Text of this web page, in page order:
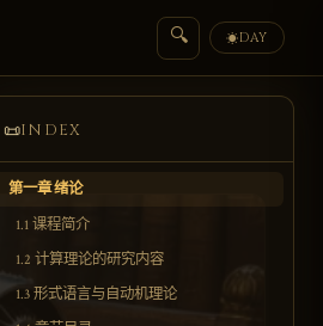
🔍 ☀DAY
📜INDEX
第一章 绪论
1.1 课程简介
1.2 计算理论的研究内容
1.3 形式语言与自动机理论